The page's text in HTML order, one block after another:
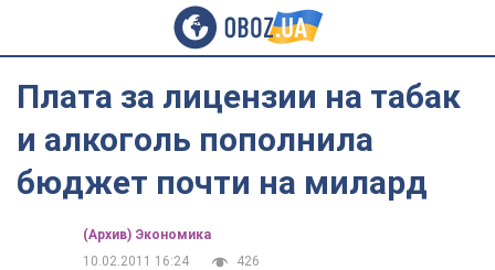
Плата за лицензии на табак
и алкоголь пополнила
бюджет почти на милард
(Архив) Экономика
10.02.2011 16:24
426